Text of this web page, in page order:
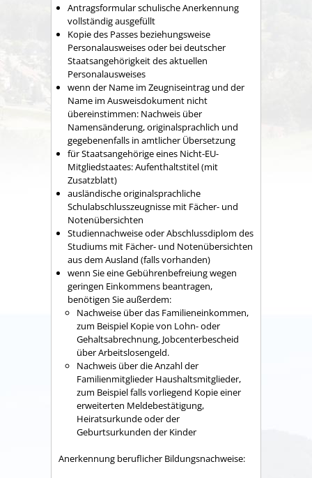
Antragsformular schulische Anerkennung
vollständig ausgefüllt
Kopie des Passes beziehungsweise
Personalausweisesoder bei deutscher
Staatsangehörigkeit des aktuellen
Personalausweises
wenn der Name im Zeugniseintrag und der
Name im Ausweisdokument nicht
übereinstimmen: Nachweis über
Namensänderung, originalsprachlich und
gegebenenfalls in amtlicher Übersetzung
für Staatsangehörige eines Nicht-EU-
Mitgliedstaates: Aufenthaltstitel (mit
Zusatzblatt)
ausländischeoriginalsprachliche
Schulabschlusszeugnisse mit Fächer- und
Notenübersichten
Studiennachweise oderAbschlussdiplom des
Studiums mit Fächer- und Notenübersichten
aus dem Ausland (falls vorhanden)
wenn Sie eine Gebührenbefreiung wegen
geringen Einkommens beantragen,
benötigen Sie außerdem:
Nachweise über das Familieneinkommen,
zum Beispiel Kopie von Lohn- oder
Gehaltsabrechnung, Jobcenterbescheid
über Arbeitslosengeld.
Nachweis über dieAnzahl der
Familienmitglieder Haushaltsmitglieder,
zum Beispielfalls vorliegend Kopie einer
erweiterten Meldebestätigung,
Heiratsurkunde oder der
Geburtsurkunden der Kinder
Anerkennung beruflicher Bildungsnachweise: